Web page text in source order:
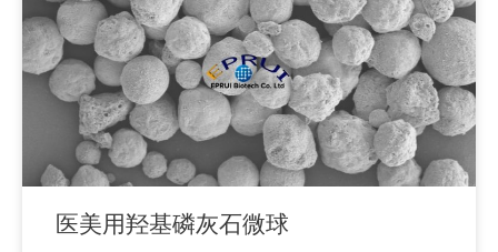
医美用羟基磷灰石微球